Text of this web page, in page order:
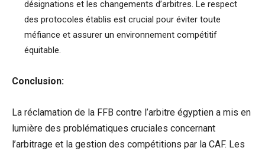
désignations et les changements d’arbitres. Le respect
des protocoles établis est crucial pour éviter toute
méfiance et assurer un environnement compétitif
équitable.
Conclusion:
La réclamation de la FFB contre l’arbitre égyptien a mis en
lumière des problématiques cruciales concernant
l’arbitrage et la gestion des compétitions par la CAF. Les